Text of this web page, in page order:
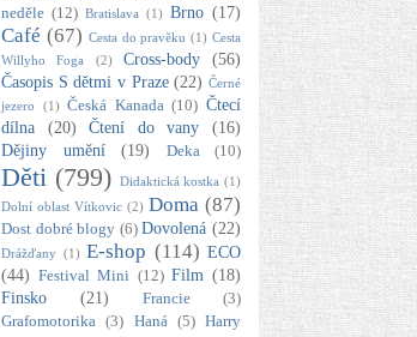
neděle (12) Bratislava (1) Brno (17)
Café (67) Cesta do pravěku (1) Cesta
Willyho Foga
(2) Cross-body
(56)
Časopis S dětmi v Praze (22) Černé
jezero
(1) Česká Kanada (10) Čtecí
dílna
(20) Čtení do vany
(16)
Dějiny umění
(19) Deka (10)
Děti (799) Didaktická kostka (1)
Dolní oblast Vítkovic (2) Doma (87)
Dost dobré blogy (6) Dovolená (22)
Drážďany (1) E-shop (114) ECO
(44) Festival Mini (12) Film (18)
Finsko
(21) Francie
(3)
Grafomotorika (3) Haná (5) Harry